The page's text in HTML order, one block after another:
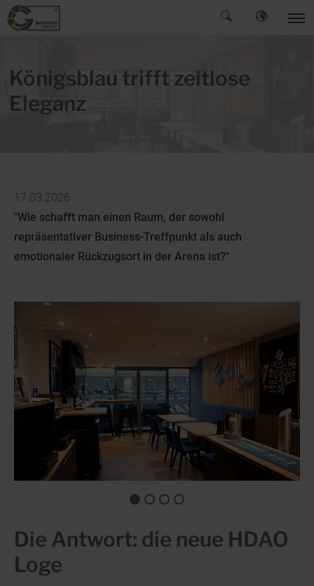
Königsblau trifft zeitlose
Eleganz
17.03.2026
"Wie schafft man einen Raum, der sowohl
repräsentativer Business-Treffpunkt als auch
emotionaler Rückzugsort in der Arena ist?"
Die Antwort: die neue HDAO
Loge